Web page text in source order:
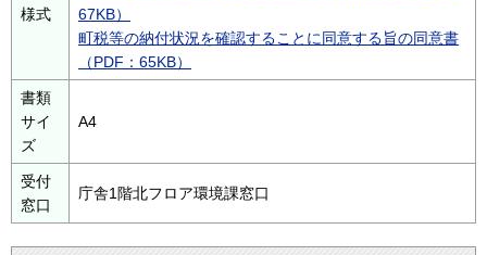
様式
67KB）
町税等の納付状況を確認することに同意する旨の同意書
（PDF：65KB）
書類
サイ
ズ
A4
受付
窓口
庁舎1階北フロア環境課窓口